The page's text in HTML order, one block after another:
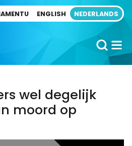
ENGLISH NEDERLANDS
wel degelijk
moord op